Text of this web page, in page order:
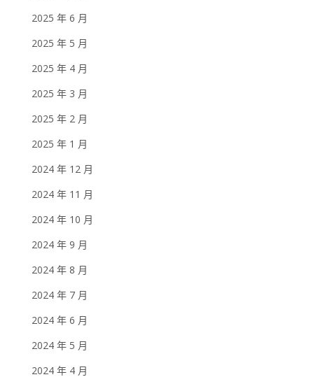
2025 年 6 月
2025 年 5 月
2025 年 4 月
2025 年 3 月
2025 年 2 月
2025 年 1 月
2024 年 12 月
2024 年 11 月
2024 年 10 月
2024 年 9 月
2024 年 8 月
2024 年 7 月
2024 年 6 月
2024 年 5 月
2024 年 4 月